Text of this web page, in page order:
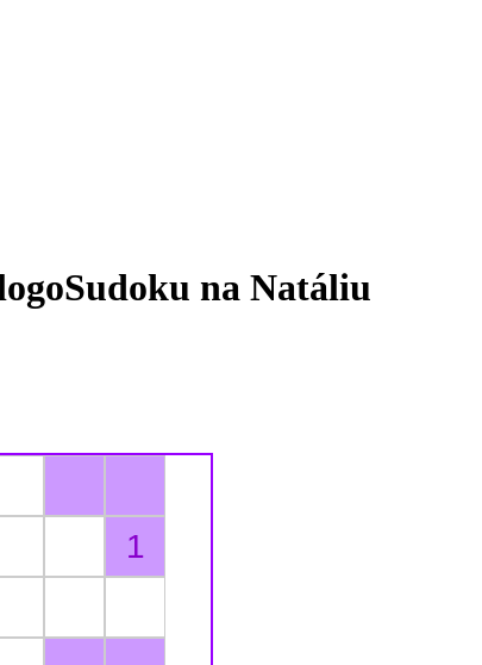
Sudoku na Natáliu